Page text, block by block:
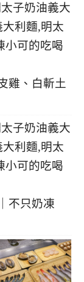
雞、白斬土
不只奶凍